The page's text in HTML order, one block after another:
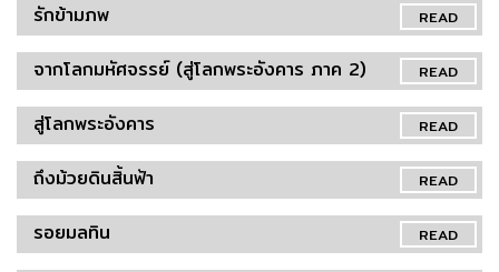
READ
รักข้ามภพ
READ
จากโลกมหัศจรรย์ (สู่โลกพระอังคาร ภาค 2)
READ
สู่โลกพระอังคาร
READ
ถึงม้วยดินสิ้นฟ้า
READ
รอยมลทิน